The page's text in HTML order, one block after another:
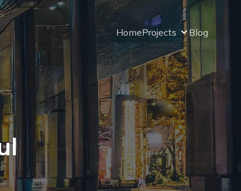
HomeProjects Blog